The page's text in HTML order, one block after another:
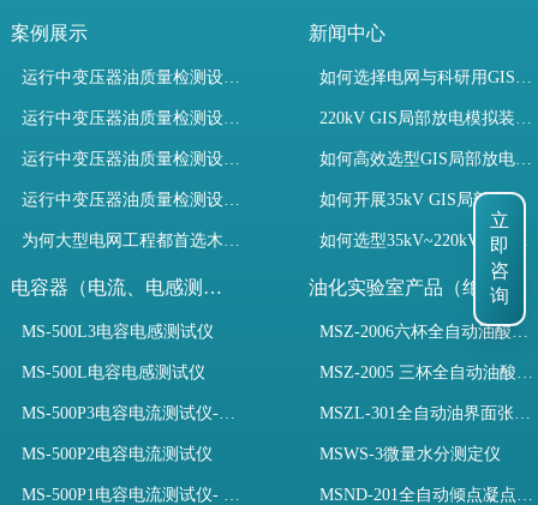
案例展示
运行中变压器油质量检测设备有哪些优势？
运行中变压器油质量检测设备如何维护？
运行中变压器油质量检测设备包括哪些？
运行中变压器油质量检测设备如何选型？
为何大型电网工程都首选木森电气成套电力测试设备？
新闻中心
如何选择电网与科研用GIS局部放电模拟装置？
220kV GIS局部放电模拟装置试验如何开展？
如何高效选型GIS局部放电模拟装置？
如何开展35kV GIS局部放电模拟装置检测试验与选型
如何选型35kV~220kV GIS局部放电模拟装置？
电容器（电流、电感测试）
MS-500L3电容电感测试仪
MS-500L电容电感测试仪
MS-500P3电容电流测试仪-3PT、两种4PT、1PT连接方式
MS-500P2电容电流测试仪
MS-500P1电容电流测试仪- 支持3PT、4PT、1PT
油化实验室产品（绝缘油）
MSZ-2006六杯全自动油酸值测定仪
MSZ-2005 三杯全自动油酸值测定仪
MSZL-301全自动油界面张力仪
MSWS-3微量水分测定仪
MSND-201全自动倾点凝点测试仪
立
即
咨
询